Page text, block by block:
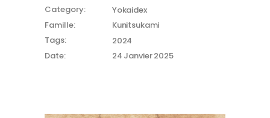
Category:
Yokaidex
Famille:
Kunitsukami
Tags:
2024
Date:
24 Janvier 2025